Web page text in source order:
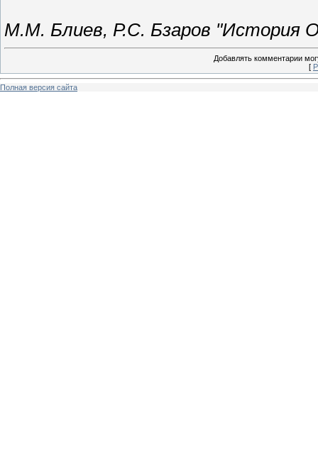
М.М. Блиев, Р.С. Бзаров "История
Добавлять комментарии
[
Полная версия сайта